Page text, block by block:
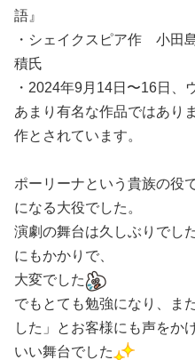
語』
・シェイクスピア作 小田
積氏
・2024年9月14日〜16日、
あまり有名な作品ではあり
作とされています。
ポーリーナという貴族の役
になる大役でした。
演劇の舞台は久しぶりでし
にもかかりで、
大変でした
でもとても勉強になり、ま
した」とお客様にも声をか
いい舞台でした